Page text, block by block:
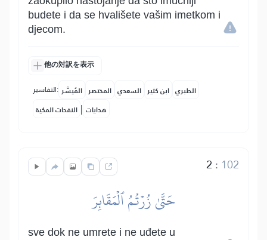
budete i da se hvališete vašim imetkom i
djecom.
他の対訳を表示
التفاسير: المُيسَّر المختصر السعدي ابن كثير الطبري
النفحات المكية | هدايات
2 : 102
حَتَّىٰ زُرۡتُمُ ٱلۡمَقَابِرَ
sve dok ne umrete i ne uđete u